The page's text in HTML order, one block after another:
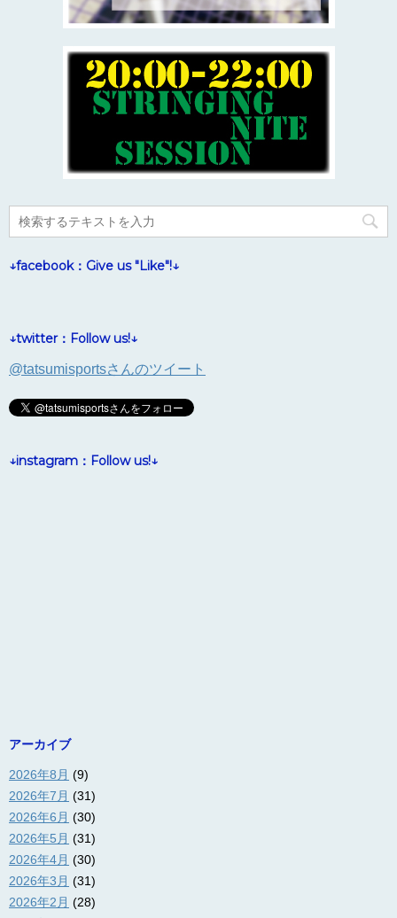
↓facebook：Give us "Like"!↓
↓twitter：Follow us!↓
@tatsumisportsさんのツイート
↓instagram：Follow us!↓
アーカイブ
2026年8月 (9)
2026年7月 (31)
2026年6月 (30)
2026年5月 (31)
2026年4月 (30)
2026年3月 (31)
2026年2月 (28)